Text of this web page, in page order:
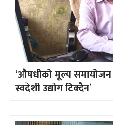
‘औषधीको मूल्य समायोजन
स्वदेशी उद्योग टिक्दैन’